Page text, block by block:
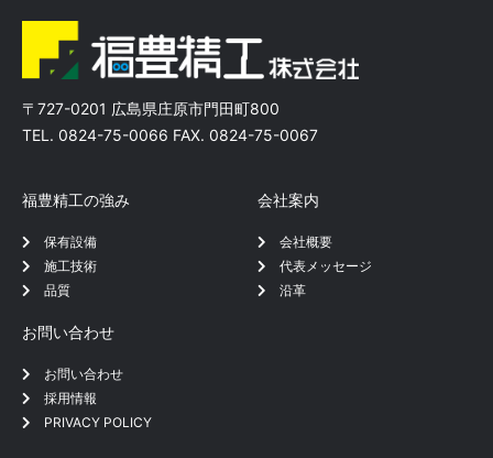
〒727-0201 広島県庄原市門田町800
TEL. 0824-75-0066 FAX. 0824-75-0067
福豊精工の強み
保有設備
施工技術
品質
会社案内
会社概要
代表メッセージ
沿革
お問い合わせ
お問い合わせ
採用情報
PRIVACY POLICY